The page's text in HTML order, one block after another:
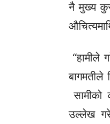
नै मुख्य
“हामीले
सामीको
उल्लेख